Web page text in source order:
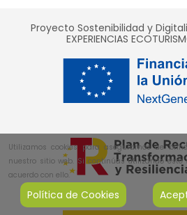
Proyecto Sostenibilidad y
EXPERIENCIAS
Utilizamos cookies para asegurarnos de
nuestro sitio web. Si continúas utilizando
acuerdo con ello.
Política de Cookies